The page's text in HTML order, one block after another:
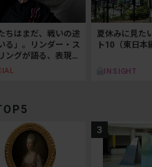
ちはまだ、戦いの途
る」。リンダー・ス
ングが語る、表現と
50年
夏休みに見た
ト10（東日本
INSIGHT